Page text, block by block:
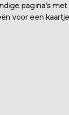
pagina’s
voor een